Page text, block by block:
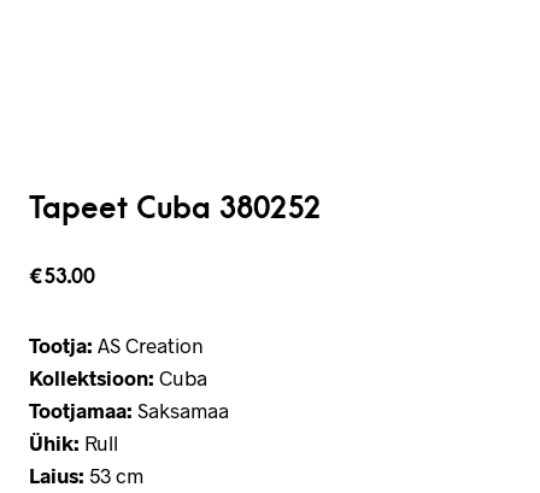
Tapeet Cuba 380252
€53.00
Tootja: AS Creation
Kollektsioon: Cuba
Tootjamaa: Saksamaa
Ühik: Rull
Laius: 53 cm